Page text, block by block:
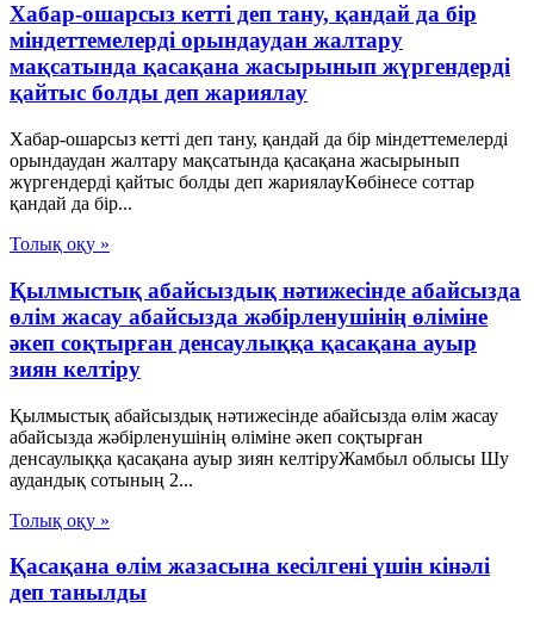
Хабар-ошарсыз кетті деп тану, қандай да бір
міндеттемелерді орындаудан жалтару
мақсатында қасақана жасырынып жүргендерді
қайтыс болды деп жариялау
Хабар-ошарсыз кетті деп тану, қандай да бір міндеттемелерді
орындаудан жалтару мақсатында қасақана жасырынып
жүргендерді қайтыс болды деп жариялауКөбінесе соттар
қандай да бір...
Толық оқу »
Қылмыстық абайсыздық нәтижесінде абайсызда
өлім жасау абайсызда жәбірленушінің өліміне
әкеп соқтырған денсаулыққа қасақана ауыр
зиян келтіру
Қылмыстық абайсыздық нәтижесінде абайсызда өлім жасау
абайсызда жәбірленушінің өліміне әкеп соқтырған
денсаулыққа қасақана ауыр зиян келтіруЖамбыл облысы Шу
аудандық сотының 2...
Толық оқу »
Қасақана өлім жазасына кесілгені үшін кінәлі
деп танылды